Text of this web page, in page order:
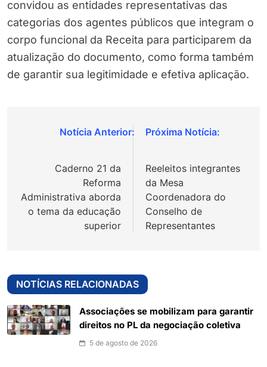
convidou as entidades representativas das
categorias dos agentes públicos que integram o
corpo funcional da Receita para participarem da
atualização do documento, como forma também
de garantir sua legitimidade e efetiva aplicação.
Navegação
Caderno 21 da
Reforma
Administrativa aborda
o tema da educação
superior
Reeleitos integrantes
da Mesa
Coordenadora do
Conselho de
Representantes
NOTÍCIAS RELACIONADAS
Associações se mobilizam para garantir
direitos no PL da negociação coletiva
5 de agosto de 2026